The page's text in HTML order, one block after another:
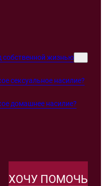
собственной жизнью
сексуальное насилие?
домашнее насилие?
ХОЧУ ПОМОЧЬ